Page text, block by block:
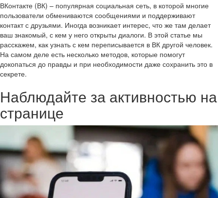
ВКонтакте (ВК) – популярная социальная сеть, в которой многие
пользователи обмениваются сообщениями и поддерживают
контакт с друзьями. Иногда возникает интерес, что же там делает
ваш знакомый, с кем у него открыты диалоги. В этой статье мы
расскажем, как узнать с кем переписывается в ВК другой человек.
На самом деле есть несколько методов, которые помогут
докопаться до правды и при необходимости даже сохранить это в
секрете.
Наблюдайте за активностью на
странице